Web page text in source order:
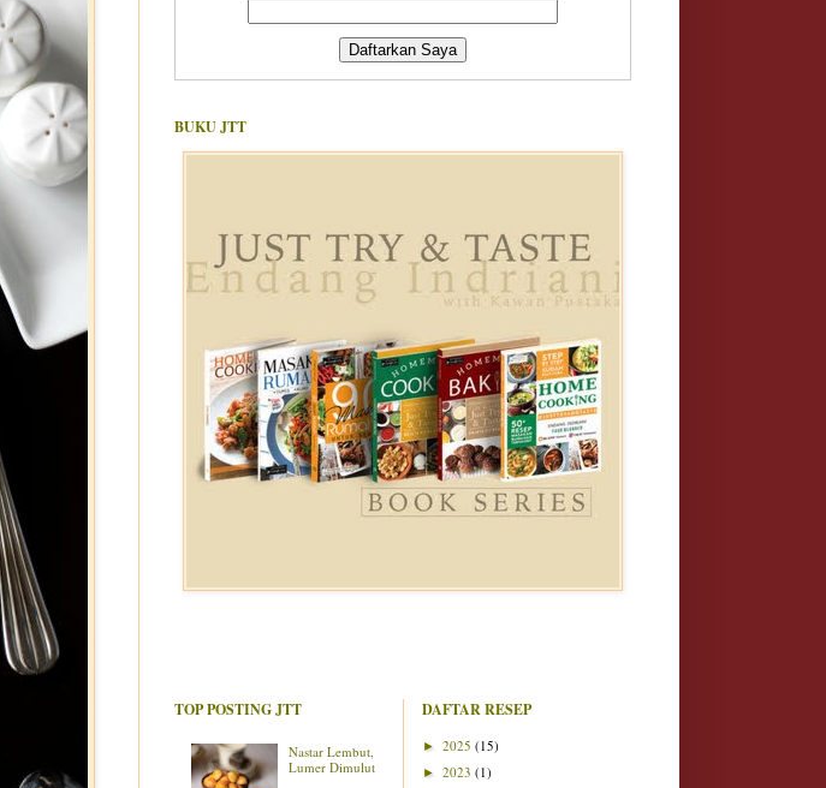
BUKU JTT
TOP POSTING JTT
Nastar Lembut,
Lumer Dimulut
DAFTAR RESEP
► 2025 (15)
► 2023 (1)